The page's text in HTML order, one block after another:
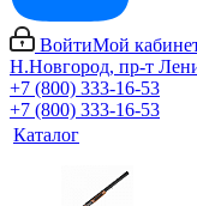
ВойтиМой
Н.Новгород, пр-т
+7 (800) 333-16-53
+7 (800) 333-16-53
Каталог